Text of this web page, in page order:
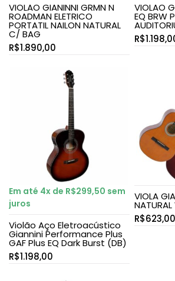
VIOLAO GIANINNI GRMN N
ROADMAN ELETRICO
PORTATIL NAILON NATURAL
C/ BAG
R$1.890,00
VIOLAO
EQ BRW
R$
Em até 4x de R$299,50 sem
juros
Violão Aço Eletroacústico
Giannini Performance Plus
GAF Plus EQ Dark Burst (DB)
R$1.198,00
VIOLA
NATURAL
R$623,00